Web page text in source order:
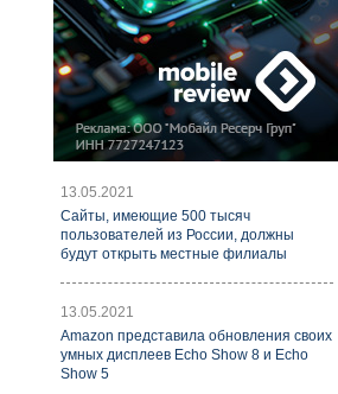
13.05.2021
Cайты, имеющие 500 тысяч
пользователей из России, должны
будут открыть местные филиалы
13.05.2021
Amazon представила обновления своих
умных дисплеев Echo Show 8 и Echo
Show 5